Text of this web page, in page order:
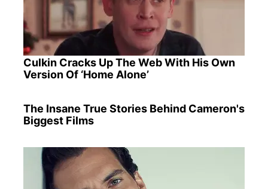
Culkin Cracks Up The Web With His Own
Version Of ‘Home Alone’
The Insane True Stories Behind Cameron's
Biggest Films